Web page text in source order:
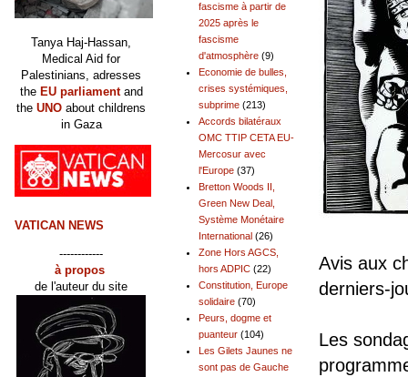
Avis aux
derniers-
Les
fascisme à partir de
2025 après le
fascisme
d'atmosphère (9)
Economie de bulles,
crises systémiques,
subprime (213)
Accords bilatéraux
OMC TTIP CETA EU-
Mercosur avec
l'Europe (37)
Bretton Woods II,
Green New Deal,
Système Monétaire
International (26)
Zone Hors AGCS,
hors ADPIC (22)
Constitution, Europe
solidaire (70)
Peurs, dogme et
puanteur (104)
Les Gilets Jaunes ne
sont pas de Gauche
Tanya Haj-Hassan,
Medical Aid for
Palestinians, adresses
the EU parliamentand
the UNO about childrens
in Gaza
VATICAN NEWS
------------
à propos
de l'auteur du site